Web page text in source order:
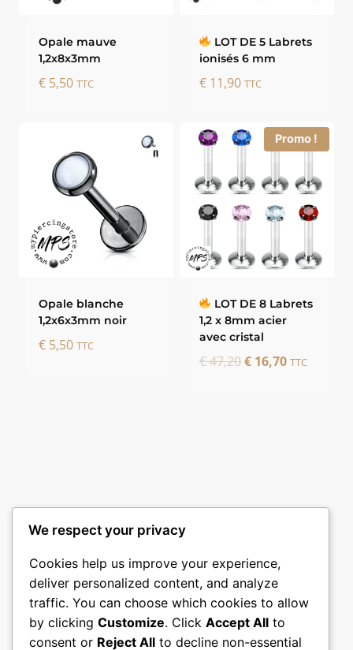
Opale mauve
1,2x8x3mm
€5,50 TTC
LOT DE 5 Labrets
ionisés 6 mm
€11,90 TTC
Opale blanche
1,2x6x3mm noir
€5,50 TTC
Promo !
LOT DE 8 Labrets
1,2 x 8mm acier
avec cristal
€47,20 Le
€16,70Le
TTC
We respect your privacy
Cookies help us improve your experience,
deliver personalized content, and analyze
traffic. You can choose which cookies to allow
by clicking Customize. Click Accept All to
consent or Reject All to decline non-essential